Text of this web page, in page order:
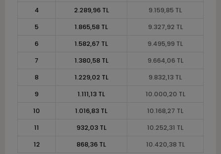
4
2.289,96 TL
9.159,85 TL
5
1.865,58 TL
9.327,92 TL
6
1.582,67 TL
9.495,99 TL
7
1.380,58 TL
9.664,06 TL
8
1.229,02 TL
9.832,13 TL
9
1.111,13 TL
10.000,20 TL
10
1.016,83 TL
10.168,27 TL
11
932,03 TL
10.252,31 TL
12
868,36 TL 10.420,38 TL